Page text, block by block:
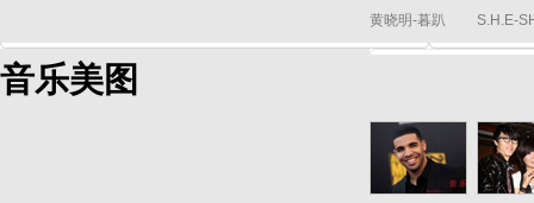
黄晓明-暮趴 S.H.E-
音乐美图